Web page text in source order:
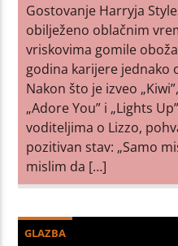
Gostovanje Harryja
obilježeno oblačnim
vriskovima gomile
godina karijere jednako
Nakon što je izveo
„Adore You” i „Lights
voditeljima o Lizzo,
pozitivan stav: „Samo
mislim da […]
GLAZBA